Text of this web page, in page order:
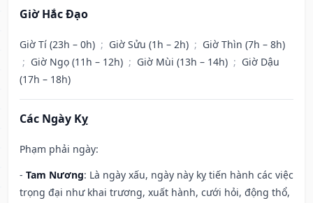
Giờ Hắc Đạo
Giờ Tí (23h – 0h) ; Giờ Sửu (1h – 2h) ; Giờ Thìn (7h – 8h)
; Giờ Ngọ (11h – 12h) ; Giờ Mùi (13h – 14h) ; Giờ Dậu
(17h – 18h)
Các Ngày Kỵ
Phạm phải ngày:
- Tam Nương: Là ngày xấu, ngày này kỵ tiến hành các việc
trọng đại như khai trương, xuất hành, cưới hỏi, động thổ,